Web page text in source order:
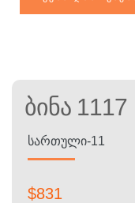
Ბინა 1117
ᲡᲐᲠᲗᲣᲚᲘ-11
$831